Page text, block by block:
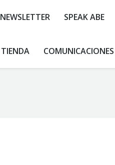
NEWSLETTER SPEAK ABE
TIENDA COMUNICACIONES